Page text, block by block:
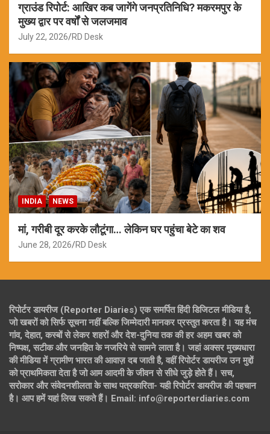
ग्राउंड रिपोर्ट: आखिर कब जागेंगे जनप्रतिनिधि? मकरमपुर के
मुख्य द्वार पर वर्षों से जलजमाव
July 22, 2026 RD Desk
INDIA NEWS
मां, गरीबी दूर करके लौटूंगा… लेकिन घर पहुंचा बेटे का शव
June 28, 2026 RD Desk
रिपोर्टर डायरीज (Reporter Diaries) एक समर्पित हिंदी डिजिटल मीडिया है,
जो खबरों को सिर्फ सूचना नहीं बल्कि जिम्मेदारी मानकर प्रस्तुत करता है। यह मंच
गांव, देहात, कस्बों से लेकर शहरों और देश-दुनिया तक की हर अहम खबर को
निष्पक्ष, सटीक और जनहित के नजरिये से सामने लाता है। जहां अक्सर मुख्यधारा
की मीडिया में ग्रामीण भारत की आवाज़ दब जाती है, वहीं रिपोर्टर डायरीज उन मुद्दों
को प्राथमिकता देता है जो आम आदमी के जीवन से सीधे जुड़े होते हैं। सच,
सरोकार और संवेदनशीलता के साथ पत्रकारिता- यही रिपोर्टर डायरीज की पहचान
है। आप हमें यहां लिख सकते हैं। Email: info@reporterdiaries.com